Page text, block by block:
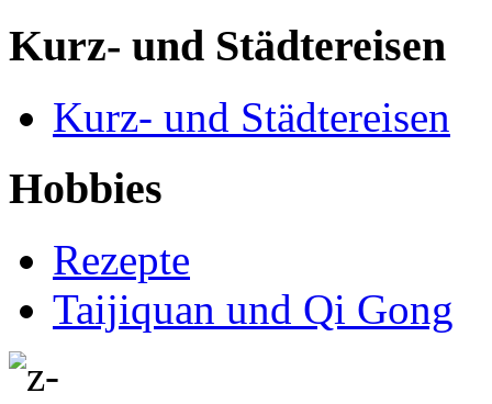
Kurz- und Städtereisen
Kurz- und Städtereisen
Hobbies
Rezepte
Taijiquan und Qi Gong